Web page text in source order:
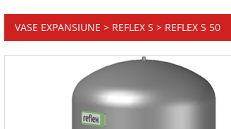
VASE EXPANSIUNE > REFLEX S > REFLEX S 50